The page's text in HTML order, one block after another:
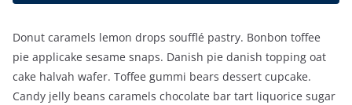
Donut caramels lemon drops soufflé pastry. Bonbon toffee
pie applicake sesame snaps. Danish pie danish topping oat
cake halvah wafer. Toffee gummi bears dessert cupcake.
Candy jelly beans caramels chocolate bar tart liquorice sugar